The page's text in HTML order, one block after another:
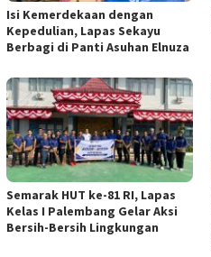
Isi Kemerdekaan dengan
Kepedulian, Lapas Sekayu
Berbagi di Panti Asuhan Elnuza
Semarak HUT ke-81 RI, Lapas
Kelas I Palembang Gelar Aksi
Bersih-Bersih Lingkungan